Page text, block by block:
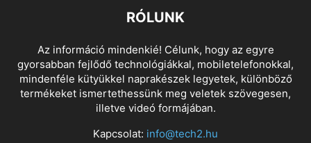
RÓLUNK
Az információ mindenkié! Célunk, hogy az egyre
gyorsabban fejlődő technológiákkal, mobiletelefonokkal,
mindenféle kütyükkel naprakészek legyetek, különböző
termékeket ismertethessünk meg veletek szövegesen,
illetve videó formájában.
Kapcsolat: info@tech2.hu